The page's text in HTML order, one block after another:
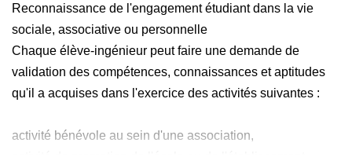
Reconnaissance de l'engagement étudiant dans la vie
sociale, associative ou personnelle
Chaque élève-ingénieur peut faire une demande de
validation des compétences, connaissances et aptitudes
qu'il a acquises dans l'exercice des activités suivantes :
activité bénévole au sein d'une association,